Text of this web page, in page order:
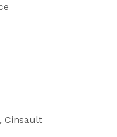
Cinsault